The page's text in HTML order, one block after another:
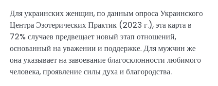
Для украинских женщин, по данным опроса Украинского
Центра Эзотерических Практик (2023 г.), эта карта в
72% случаев предвещает новый этап отношений,
основанный на уважении и поддержке. Для мужчин же
она указывает на завоевание благосклонности любимого
человека, проявление силы духа и благородства.